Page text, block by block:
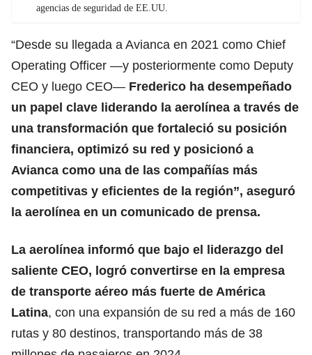
agencias de seguridad de EE.UU.
“Desde su llegada a Avianca en 2021 como Chief
Operating Officer —y posteriormente como Deputy
CEO y luego CEO— Frederico ha desempeñado
un papel clave liderando la aerolínea a través de
una transformación que fortaleció su posición
financiera, optimizó su red y posicionó a
Avianca como una de las compañías más
competitivas y eficientes de la región”, aseguró
la aerolínea en un comunicado de prensa.
La aerolínea informó que bajo el liderazgo del
saliente CEO, logró convertirse en la empresa
de transporte aéreo más fuerte de América
Latina, con una expansión de su red a más de 160
rutas y 80 destinos, transportando más de 38